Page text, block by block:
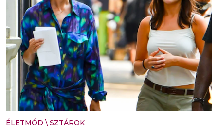
ÉLETMÓD \ SZTÁROK